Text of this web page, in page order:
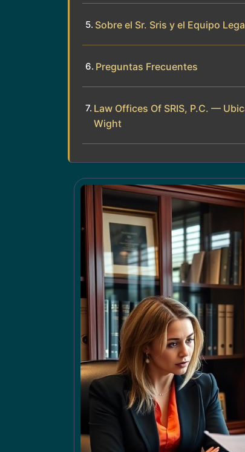
Sobre el Sr. Sris y el Equipo
Preguntas Frecuentes
Law Offices Of SRIS, P.C. —
Wight